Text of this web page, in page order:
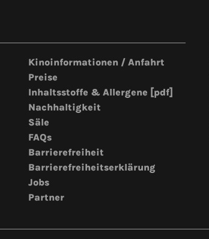
Kinoinformationen / Anfahrt
Preise
Inhaltsstoffe & Allergene [pdf]
Nachhaltigkeit
Säle
FAQs
Barrierefreiheit
Barrierefreiheitserklärung
Jobs
Partner